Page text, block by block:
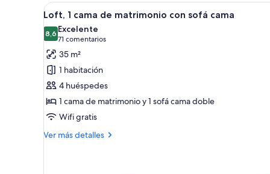
Abrir
todas
las
fotos
de
Loft,
1
cama
de
matrimonio
Una sala moderna con un
5
Loft, 1 cama de matrimonio con sofá cama
8,68,6 de 10
Excelente
71 comentarios
(71 comentarios)
35 m²
1 habitación
4 huéspedes
1 cama de matrimonio y 1 sofá cama doble
Wifi gratis
Ver más detalles
Más